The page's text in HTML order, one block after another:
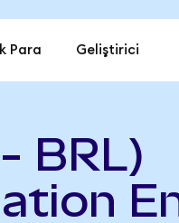
Para Geliştirici
BRL)